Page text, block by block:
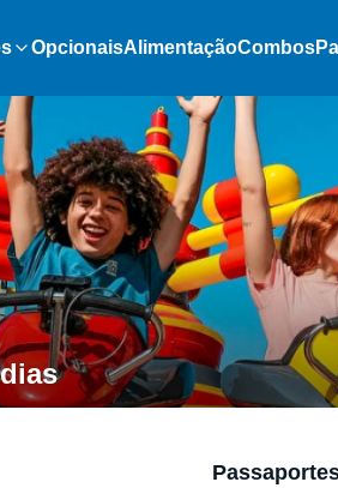
OpcionaisAlimentaçãoCombos